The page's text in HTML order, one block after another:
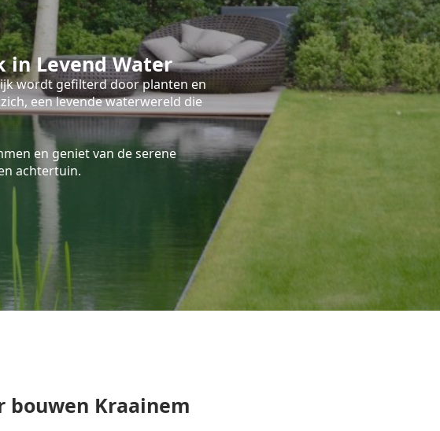
in Levend Water
wordt gefilterd door planten en
een levende waterwereld die
en geniet van de serene
achtertuin.
bouwen Kraainem